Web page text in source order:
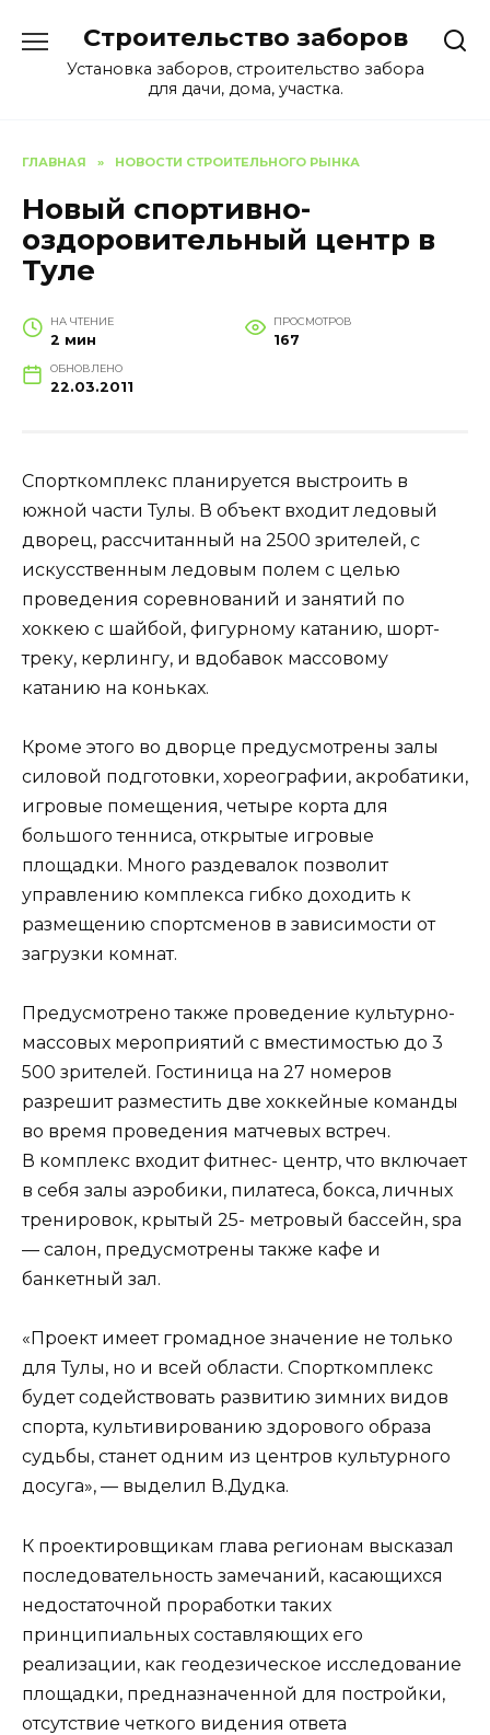
содержанию
Строительство заборов
Установка заборов, строительство забора
для дачи, дома, участка.
ГЛАВНАЯ » НОВОСТИ СТРОИТЕЛЬНОГО РЫНКА
Новый спортивно-
оздоровительный центр в
Туле
НА ЧТЕНИЕ
2 мин
ПРОСМОТРОВ
167
ОБНОВЛЕНО
22.03.2011
Спорткомплекс планируется выстроить в
южной части Тулы. В объект входит ледовый
дворец, рассчитанный на 2500 зрителей, с
искусственным ледовым полем с целью
проведения соревнований и занятий по
хоккею с шайбой, фигурному катанию, шорт-
треку, керлингу, и вдобавок массовому
катанию на коньках.
Кроме этого во дворце предусмотрены залы
силовой подготовки, хореографии, акробатики,
игровые помещения, четыре корта для
большого тенниса, открытые игровые
площадки. Много раздевалок позволит
управлению комплекса гибко доходить к
размещению спортсменов в зависимости от
загрузки комнат.
Предусмотрено также проведение культурно-
массовых мероприятий с вместимостью до 3
500 зрителей. Гостиница на 27 номеров
разрешит разместить две хоккейные команды
во время проведения матчевых встреч.
В комплекс входит фитнес- центр, что включает
в себя залы аэробики, пилатеса, бокса, личных
тренировок, крытый 25- метровый бассейн, spa
— салон, предусмотрены также кафе и
банкетный зал.
«Проект имеет громадное значение не только
для Тулы, но и всей области. Спорткомплекс
будет содействовать развитию зимних видов
спорта, культивированию здорового образа
судьбы, станет одним из центров культурного
досуга», — выделил В.Дудка.
К проектировщикам глава регионам высказал
последовательность замечаний, касающихся
недостаточной проработки таких
принципиальных составляющих его
реализации, как геодезическое исследование
площадки, предназначенной для постройки,
отсутствие четкого видения ответа